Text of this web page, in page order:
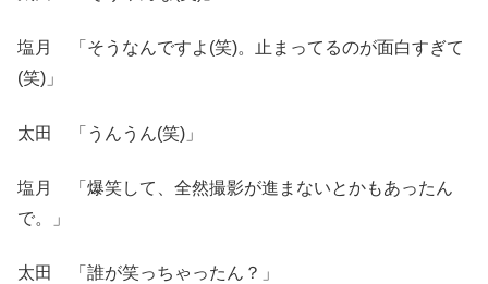
塩月 「そうなんですよ(笑)。止まってるのが面白すぎて
(笑)」
太田 「うんうん(笑)」
塩月 「爆笑して、全然撮影が進まないとかもあったん
で。」
太田 「誰が笑っちゃったん？」